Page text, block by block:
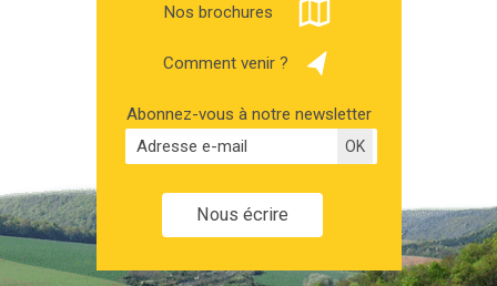
Nos brochures
Comment venir ?
Abonnez-vous à notre newsletter
Nous écrire